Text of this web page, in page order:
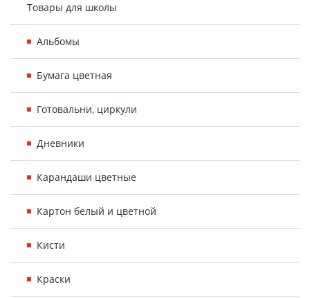
Товары для школы
Альбомы
Бумага цветная
Готовальни, циркули
Дневники
Карандаши цветные
Картон белый и цветной
Кисти
Краски